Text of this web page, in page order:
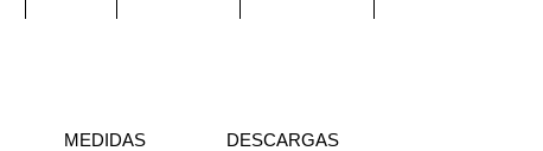
MEDIDAS DESCARGAS